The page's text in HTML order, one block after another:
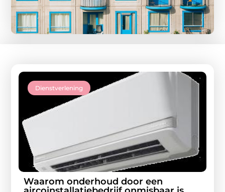
Dienstverlening
Waarom onderhoud door een
aircoinstallatiebedrijf onmisbaar is